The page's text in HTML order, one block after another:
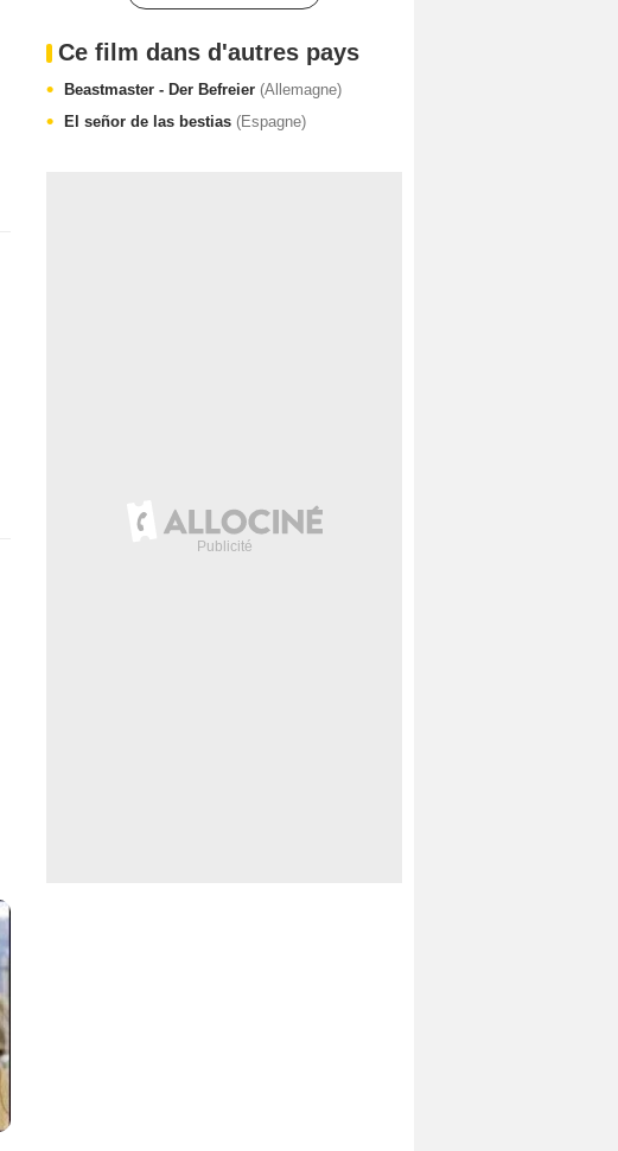
Ce film dans d'autres pays
Beastmaster - Der Befreier (Allemagne)
El señor de las bestias (Espagne)